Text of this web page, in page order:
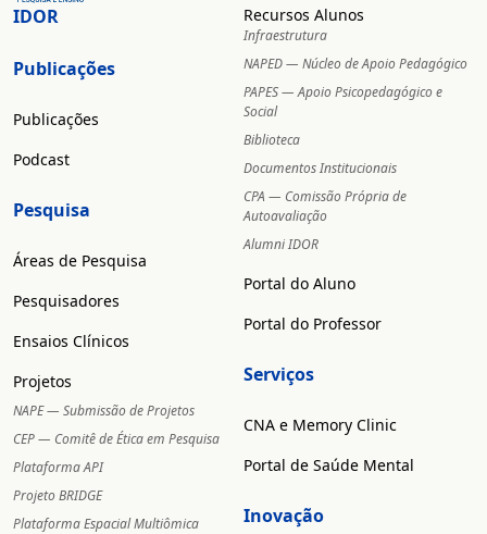
IDOR
Publicações
Publicações
Podcast
Pesquisa
Áreas de Pesquisa
Pesquisadores
Ensaios Clínicos
Projetos
NAPE — Submissão de Projetos
CEP — Comitê de Ética em Pesquisa
Plataforma API
Projeto BRIDGE
Plataforma Espacial Multiômica
Recursos Alunos
Infraestrutura
NAPED — Núcleo de Apoio Pedagógico
PAPES — Apoio Psicopedagógico e
Social
Biblioteca
Documentos Institucionais
CPA — Comissão Própria de
Autoavaliação
Alumni IDOR
Portal do Aluno
Portal do Professor
Serviços
CNA e Memory Clinic
Portal de Saúde Mental
Inovação